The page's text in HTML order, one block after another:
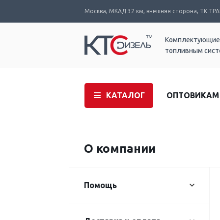
Москва, МКАД 32 км, внешняя сторона, ТК
Комплектующие
топливным
КАТАЛОГ ОПТОВИКАМ
О компании
Помощь